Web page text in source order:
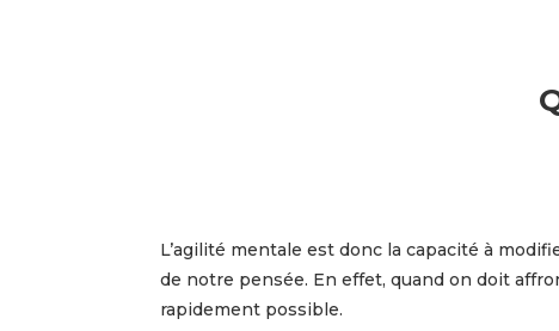
L’agilité mentale est donc la capacité à
de notre pensée. En effet, quand on doit
rapidement possible.